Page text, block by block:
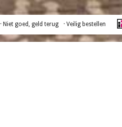
· Niet goed, geld terug · Veilig bestellen